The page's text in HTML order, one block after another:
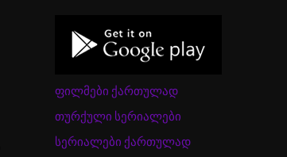
ფილმები ქართულად
თურქული სერიალები
სერიალები ქართულად